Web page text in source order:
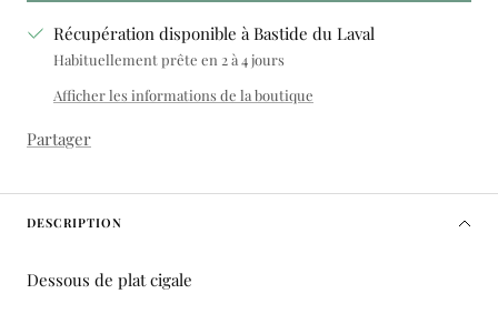
Récupération disponible à Bastide du Laval
Habituellement prête en 2 à 4 jours
Afficher les informations de la boutique
Partager
DESCRIPTION
Dessous de plat cigale